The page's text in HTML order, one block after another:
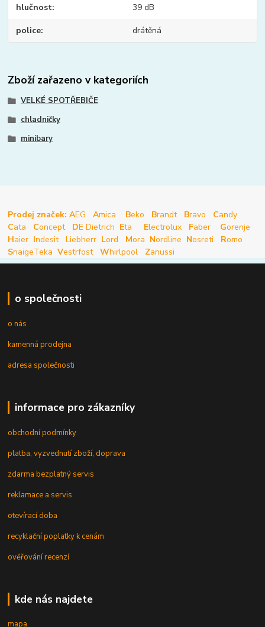
hlučnost 39 dB
police drátěná
Zboží zařazeno v kategoriích
VELKÉ SPOTŘEBIČE
chladničky
minibary
Prodej značek: AEG Amica Beko Brandt Bravo Candy
Cata Concept DE Dietrich Eta Electrolux Faber Gorenje
Haier Indesit Liebherr Lord Mora Nordline Nosreti Romo
SnaigeTeka Vestrfost Whirlpool Zanussi
o společnosti
o nás
kamenná prodejna
adresa společnosti
informace pro zákazníky
obchodní podmínky
platba, vyzvednutí zboží, doprava
zdarma bezplatný servis
reklamace a servis
otevírací doba
recyklační poplatky k cenám
ověřování recenzí
kde nás najdete
mapa